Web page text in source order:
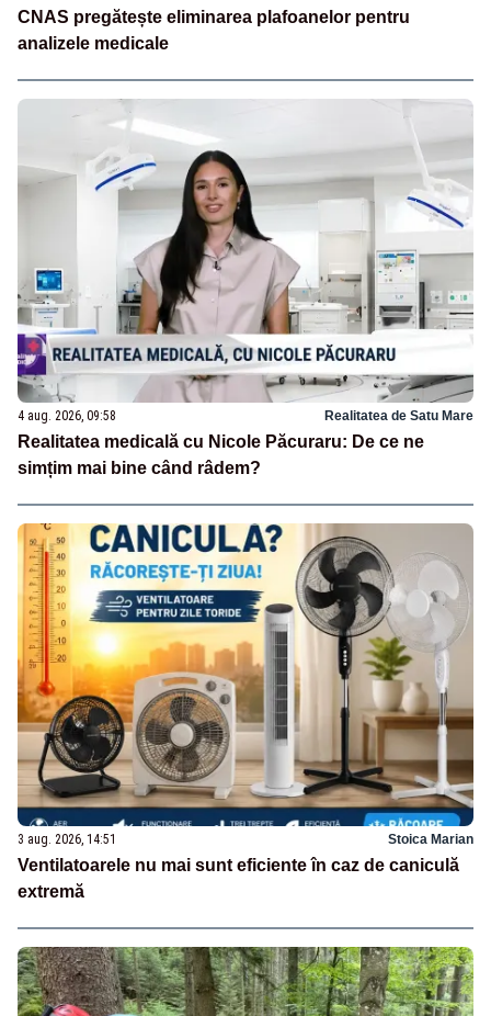
CNAS pregătește eliminarea plafoanelor pentru
analizele medicale
4 aug. 2026, 09:58 Realitatea de Satu Mare
Realitatea medicală cu Nicole Păcuraru: De ce ne
simțim mai bine când râdem?
3 aug. 2026, 14:51 Stoica Marian
Ventilatoarele nu mai sunt eficiente în caz de caniculă
extremă